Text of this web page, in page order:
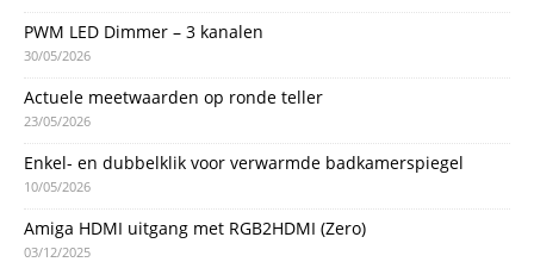
PWM LED Dimmer – 3 kanalen
30/05/2026
Actuele meetwaarden op ronde teller
23/05/2026
Enkel- en dubbelklik voor verwarmde badkamerspiegel
10/05/2026
Amiga HDMI uitgang met RGB2HDMI (Zero)
03/12/2025